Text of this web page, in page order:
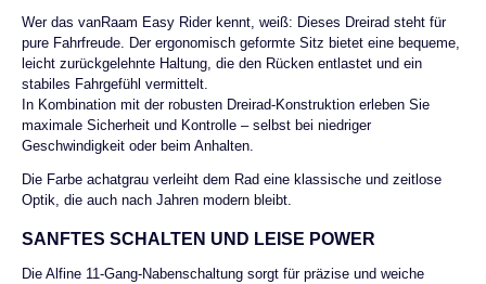
Wer das vanRaam Easy Rider kennt, weiß: Dieses Dreirad steht für
pure Fahrfreude. Der ergonomisch geformte Sitz bietet eine bequeme,
leicht zurückgelehnte Haltung, die den Rücken entlastet und ein
stabiles Fahrgefühl vermittelt.
In Kombination mit der robusten Dreirad-Konstruktion erleben Sie
maximale Sicherheit und Kontrolle – selbst bei niedriger
Geschwindigkeit oder beim Anhalten.
Die Farbe achatgrau verleiht dem Rad eine klassische und zeitlose
Optik, die auch nach Jahren modern bleibt.
SANFTES SCHALTEN UND LEISE POWER
Die Alfine 11-Gang-Nabenschaltung sorgt für präzise und weiche